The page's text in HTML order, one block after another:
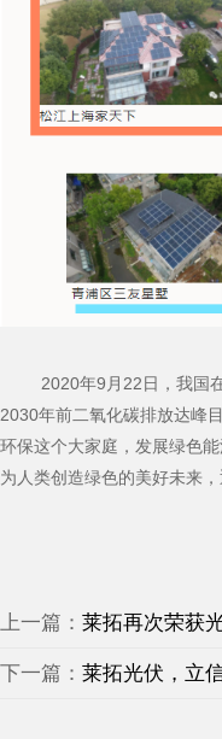
2020年9月22日，我国
2030年前二氧化碳排放达峰
环保这个大家庭，发展绿色
为人类创造绿色的美好未来，
上一篇： 莱拓再次荣获
下一篇： 莱拓光伏，立